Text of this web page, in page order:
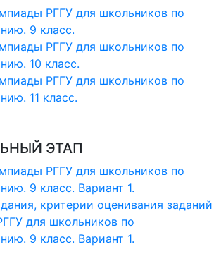
РГГУ для школьников по
9 класс.
РГГУ для школьников по
10 класс.
РГГУ для школьников по
11 класс.
ЭТАП
РГГУ для школьников по
9 класс. Вариант 1.
критерии оценивания заданий
для школьников по
9 класс. Вариант 1.